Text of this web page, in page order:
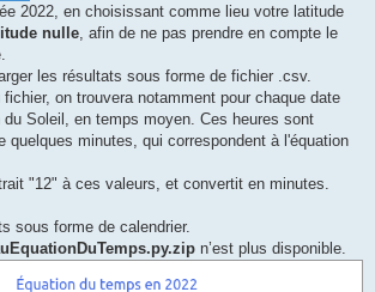
2022, en choisissant comme lieu votre latitude
nulle, afin de ne pas prendre en compte le
les résultats sous forme de fichier .csv.
on trouvera notamment pour chaque date
du Soleil, en temps moyen. Ces heures sont
quelques minutes, qui correspondent à l'équation
"12" à ces valeurs, et convertit en minutes.
sous forme de calendrier.
n’est plus disponible.